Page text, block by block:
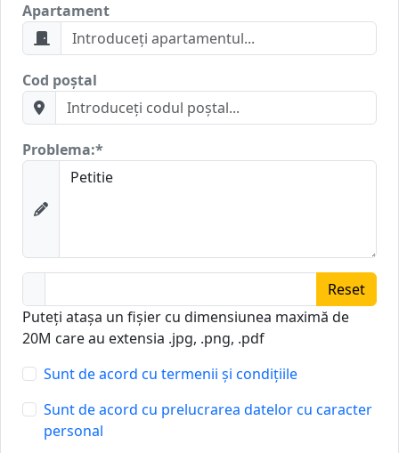
Apartament
Cod poștal
Problema:*
Reset
Puteți atașa un fișier cu dimensiunea maximă de
20M care au extensia .jpg, .png, .pdf
Sunt de acord cu termenii și condițiile
Sunt de acord cu prelucrarea datelor cu caracter
personal